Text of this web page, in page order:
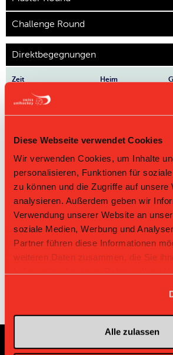
Diese Webseite verwendet Cookies
Wir verwenden Cookies, um Inhalte
personalisieren, Funktionen für
zu können und die Zugriffe auf unsere
analysieren. Außerdem geben wir
Verwendung unserer Website an
soziale Medien, Werbung und
Partner führen diese Informationen
weiteren Daten zusammen, die Sie
Alle zulassen
Challenge Round
Direktbegegnungen
Zeit Heim
Oberland II
10.01.2026 09:55
UHV Skorpion
Emmental
18.10.2025 16:20
Unihockey Berner
Oberland II
19.10.2024 10:50
Unihockey Berner
Oberland II
UHV Skorpion
Emmental